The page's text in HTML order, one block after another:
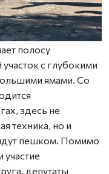
полосу
с глубокими
ямами. Со
здесь не
техника, но и
пешком. Помимо
участие
депутаты